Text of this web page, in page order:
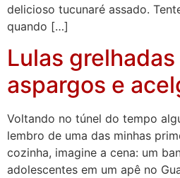
delicioso tucunaré assado.
quando […]
Lulas
aspargos e
Voltando no túnel do tempo
lembro de uma das minhas
cozinha, imagine a cena: um
adolescentes em um apê no